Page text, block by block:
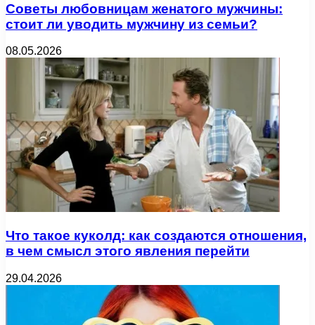
Советы любовницам женатого мужчины:
стоит ли уводить мужчину из семьи?
08.05.2026
Что такое куколд: как создаются отношения,
в чем смысл этого явления перейти
29.04.2026